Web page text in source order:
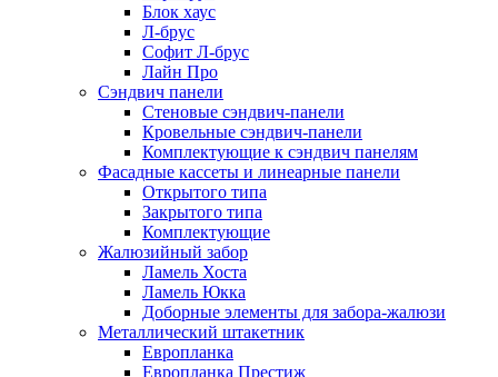
Блок хаус
Л-брус
Софит Л-брус
Лайн Про
Сэндвич панели
Стеновые сэндвич-панели
Кровельные сэндвич-панели
Комплектующие к сэндвич панелям
Фасадные кассеты и линеарные панели
Открытого типа
Закрытого типа
Комплектующие
Жалюзийный забор
Ламель Хоста
Ламель Юкка
Доборные элементы для забора-жалюзи
Металлический штакетник
Европланка
Европланка Престиж